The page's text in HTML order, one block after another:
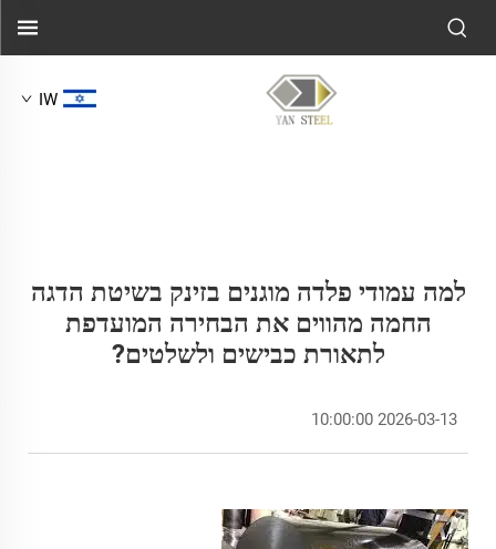
IW
למה עמודי פלדה מוגנים בזינק בשיטת הדגה
החמה מהווים את הבחירה המועדפת
לתאורת כבישים ולשלטים?
2026-03-13 10:00:00